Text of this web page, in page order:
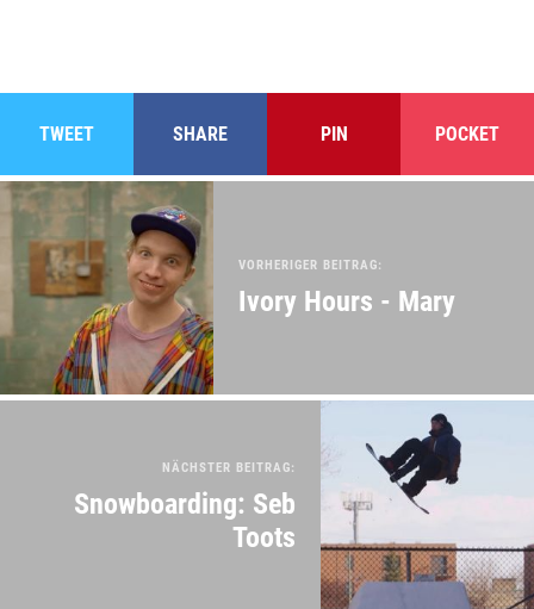
TWEET SHARE PIN POCKET
VORHERIGER BEITRAG:
Ivory Hours - Mary
NÄCHSTER BEITRAG:
Snowboarding: Seb
Toots